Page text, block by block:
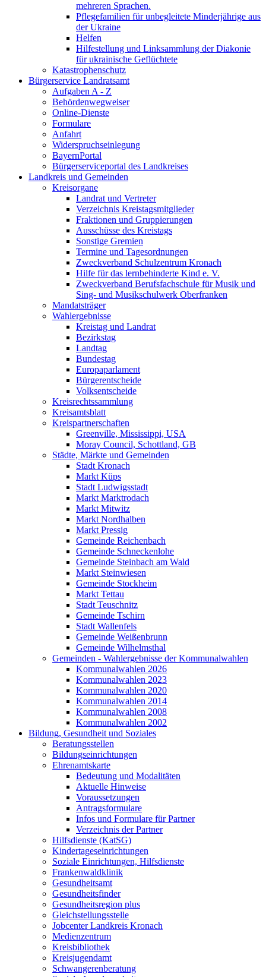
mehreren Sprachen.
Pflegefamilien für unbegleitete Minderjährige aus
der Ukraine
Helfen
Hilfestellung und Linksammlung der Diakonie
für ukrainische Geflüchtete
Katastrophenschutz
Bürgerservice Landratsamt
Aufgaben A - Z
Behördenwegweiser
Online-Dienste
Formulare
Anfahrt
Widerspruchseinlegung
BayernPortal
Bürgerserviceportal des Landkreises
Landkreis und Gemeinden
Kreisorgane
Landrat und Vertreter
Verzeichnis Kreistagsmitglieder
Fraktionen und Gruppierungen
Ausschüsse des Kreistags
Sonstige Gremien
Termine und Tagesordnungen
Zweckverband Schulzentrum Kronach
Hilfe für das lernbehinderte Kind e. V.
Zweckverband Berufsfachschule für Musik und
Sing- und Musikschulwerk Oberfranken
Mandatsträger
Wahlergebnisse
Kreistag und Landrat
Bezirkstag
Landtag
Bundestag
Europaparlament
Bürgerentscheide
Volksentscheide
Kreisrechtssammlung
Kreisamtsblatt
Kreispartnerschaften
Greenville, Mississippi, USA
Moray Council, Schottland, GB
Städte, Märkte und Gemeinden
Stadt Kronach
Markt Küps
Stadt Ludwigsstadt
Markt Marktrodach
Markt Mitwitz
Markt Nordhalben
Markt Pressig
Gemeinde Reichenbach
Gemeinde Schneckenlohe
Gemeinde Steinbach am Wald
Markt Steinwiesen
Gemeinde Stockheim
Markt Tettau
Stadt Teuschnitz
Gemeinde Tschirn
Stadt Wallenfels
Gemeinde Weißenbrunn
Gemeinde Wilhelmsthal
Gemeinden - Wahlergebnisse der Kommunalwahlen
Kommunalwahlen 2026
Kommunalwahlen 2023
Kommunalwahlen 2020
Kommunalwahlen 2014
Kommunalwahlen 2008
Kommunalwahlen 2002
Bildung, Gesundheit und Soziales
Beratungsstellen
Bildungseinrichtungen
Ehrenamtskarte
Bedeutung und Modalitäten
Aktuelle Hinweise
Voraussetzungen
Antragsformulare
Infos und Formulare für Partner
Verzeichnis der Partner
Hilfsdienste (KatSG)
Kindertageseinrichtungen
Soziale Einrichtungen, Hilfsdienste
Frankenwaldklinik
Gesundheitsamt
Gesundheitsfinder
Gesundheitsregion plus
Gleichstellungsstelle
Jobcenter Landkreis Kronach
Medienzentrum
Kreisbibliothek
Kreisjugendamt
Schwangerenberatung